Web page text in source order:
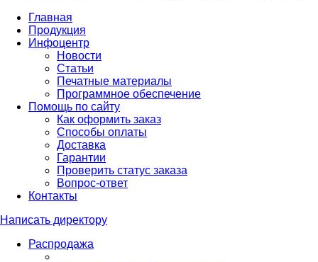
Главная
Продукция
Инфоцентр
Новости
Статьи
Печатные материалы
Программное обеспечение
Помощь по сайту
Как оформить заказ
Способы оплаты
Доставка
Гарантии
Проверить статус заказа
Вопрос-ответ
Контакты
Написать директору
Распродажа